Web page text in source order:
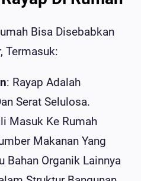
Bisa Disebabkan
Termasuk:
: Rayap Adalah
Serat Selulosa.
Masuk Ke Rumah
Makanan Yang
Bahan Organik Lainnya